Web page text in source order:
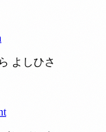
よしひさ